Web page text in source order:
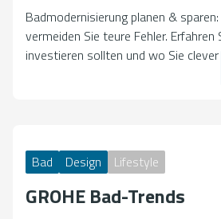
Badmodernisierung planen &
vermeiden Sie teure Fehler. Erfahren
investieren sollten und wo Sie
Bad Design Lifestyle
GROHE Bad-Trends